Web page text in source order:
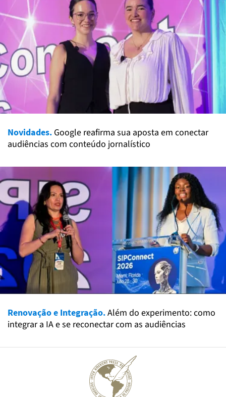
Novidades. Google reafirma sua aposta em conectar
audiências com conteúdo jornalístico
Renovação e Integração.Além do experimento: como
integrar a IA e se reconectar com as audiências